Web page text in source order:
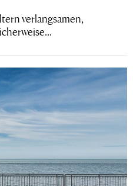
verlangsamen,